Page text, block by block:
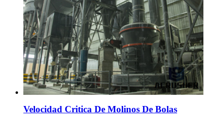
Velocidad Critica De Molinos De Bolas